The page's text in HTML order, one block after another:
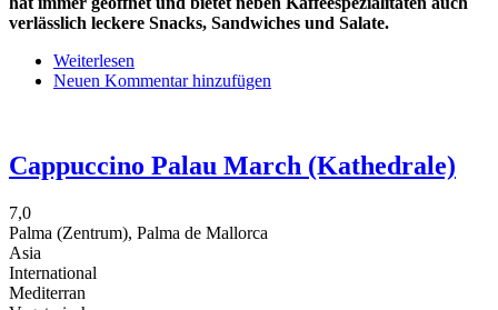
verlässlich leckere Snacks, Sandwiches und Salate.
Weiterlesen
Cappuccino
Neuen Kommentar hinzufügen
Cappuccino Palau March (Kathedrale)
7,0
Palma (Zentrum), Palma de Mallorca
Asia
International
Mediterran